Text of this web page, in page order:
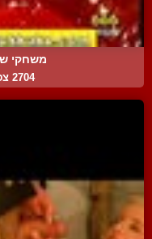
משחקי
2704 צפיות